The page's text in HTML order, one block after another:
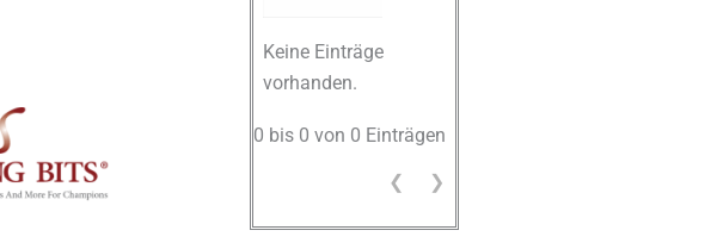
Keine Einträge
vorhanden.
0 bis 0 von 0 Einträgen
❮ ❯